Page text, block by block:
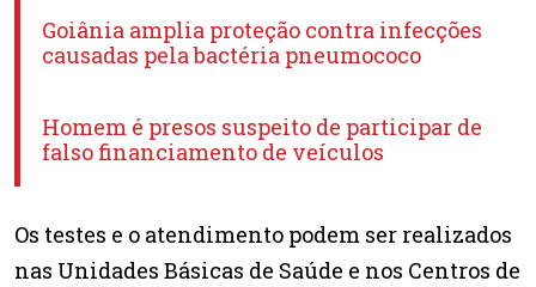
Goiânia amplia proteção contra infecções
causadas pela bactéria pneumococo
Homem é presos suspeito de participar de
falso financiamento de veículos
Os testes e o atendimento podem ser realizados
nas Unidades Básicas de Saúde e nos Centros de